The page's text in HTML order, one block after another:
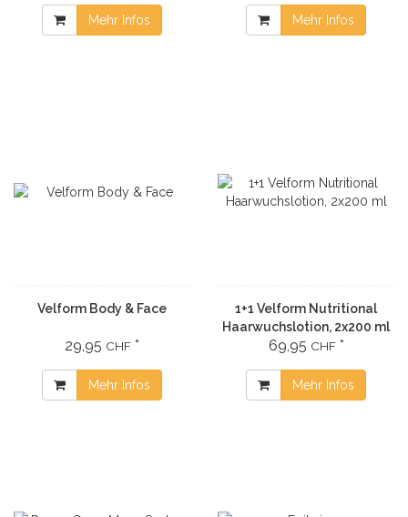
Mehr Infos Mehr Infos
Velform Body & Face
29,95 CHF *
Mehr Infos
1+1 Velform Nutritional
Haarwuchslotion, 2x200 ml
69,95 CHF*
Mehr Infos